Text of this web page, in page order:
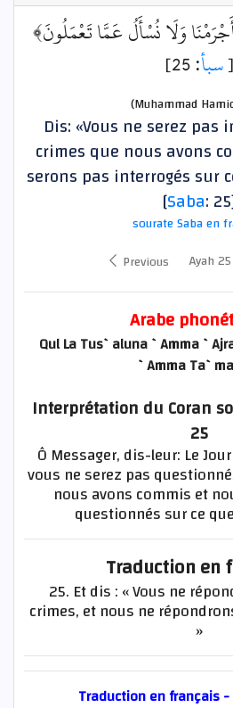
وَلَا نُسْأَلُ عَمَّا تَعْمَلُونَ﴾
[سبأ: 25]
(Muhammad
Dis: «Vous ne serez pas
crimes que nous avons
serons pas interrogés sur
[Saba:
sourate Saba en
Previous
Ayah 25
Arabe
Qul La Tus`aluna `Amma
`Amma
Interprétation du Coran
25
Ô Messager, dis-leur: Le
vous ne serez pas
nous avons commis et
questionnés sur ce
Traduction en
25. Et dis : « Vous ne
crimes, et nous ne
»
Traduction en français